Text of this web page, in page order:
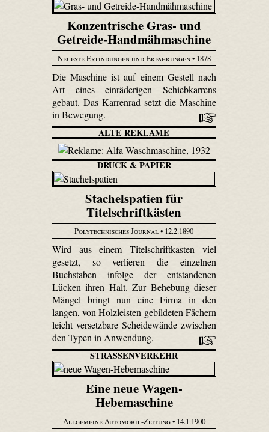
Konzentrische Gras- und
Getreide-Handmähmaschine
Neueste Erfindungen und Erfahrungen• 1878
Die Maschine ist auf einem Gestell nach
Art eines einräderigen Schiebkarrens
gebaut. Das Karrenrad setzt die Maschine
in Bewegung.
ALTE REKLAME
DRUCK & PAPIER
Stachelspatien für
Titelschriftkästen
Polytechnisches Journal• 12.2.1890
Wird aus einem Titelschriftkasten viel
gesetzt, so verlieren die einzelnen
Buchstaben infolge der entstandenen
Lücken ihren Halt. Zur Behebung dieser
Mängel bringt nun eine Firma in den
langen, von Holzleisten gebildeten Fächern
leicht versetzbare Scheidewände zwischen
den Typen in Anwendung,
STRASSENVERKEHR
Eine neue Wagen-
Hebemaschine
Allgemeine Automobil-Zeitung• 14.1.1900